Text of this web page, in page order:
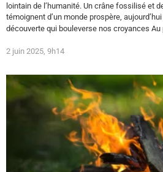
lointain de l’humanité. Un crâne fossilisé et
témoignent d’un monde prospère,
découverte qui bouleverse nos croyances
2 juin 2025, 9h14